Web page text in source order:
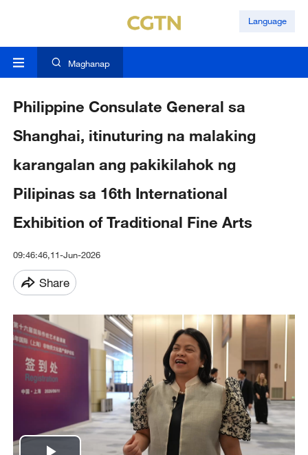
Language
Maghanap
Philippine Consulate General sa
Shanghai, itinuturing na malaking
karangalan ang pakikilahok ng
Pilipinas sa 16th International
Exhibition of Traditional Fine Arts
09:46:46,11-Jun-2026
Share